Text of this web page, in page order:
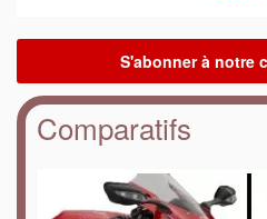
Comparatifs